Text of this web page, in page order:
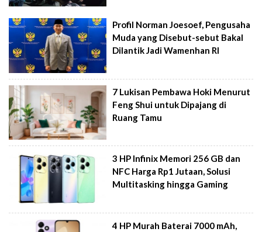
Profil Norman Joesoef, Pengusaha
Muda yang Disebut-sebut Bakal
Dilantik Jadi Wamenhan RI
7 Lukisan Pembawa Hoki Menurut
Feng Shui untuk Dipajang di
Ruang Tamu
3 HP Infinix Memori 256 GB dan
NFC Harga Rp1 Jutaan, Solusi
Multitasking hingga Gaming
4 HP Murah Baterai 7000 mAh,